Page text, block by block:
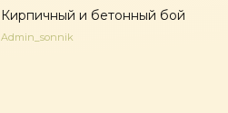
Кирпичный и бетонный бой
Admin_sonnik